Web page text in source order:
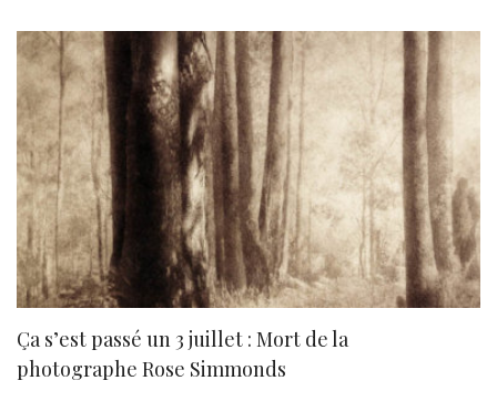
Ça s’est passé un 3 juillet : Mort de la
photographe Rose Simmonds